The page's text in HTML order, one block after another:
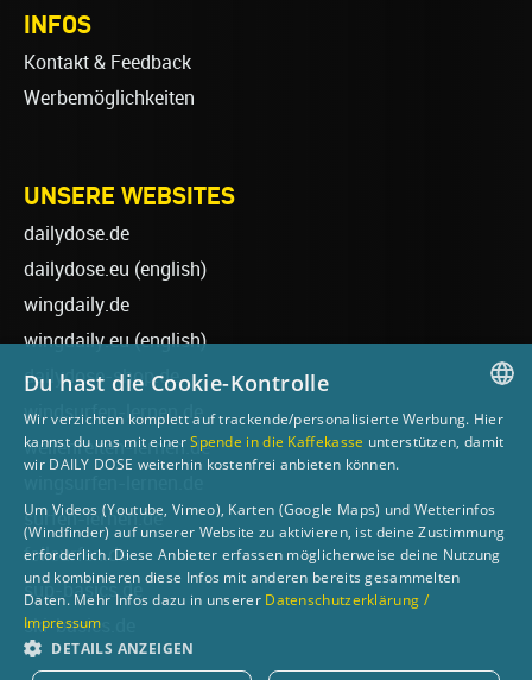
INFOS
Kontakt & Feedback
Werbemöglichkeiten
UNSERE WEBSITES
dailydose.de
dailydose.eu (english)
wingdaily.de
wingdaily.eu(english)
dailydose-shop.de
windsurfen-lernen.de
wellenreiten-lernen.de
surfen-lernen.de
foilsurfen.de
sup-basics.de
ski-basics.de
GERMAN
Du hast die Cookie-Kontrolle
Wir verzichten komplett auf trackende/personalisierte Werbung. Hier
kannst du uns mit einerSpende in die Kaffekasse unterstützen, damit
wir DAILY DOSE weiterhin kostenfrei anbieten können.
Um Videos (Youtube, Vimeo), Karten (Google Maps) und Wetterinfos
(Windfinder) auf unserer Website zu aktivieren, ist deine Zustimmung
erforderlich. Diese Anbieter erfassen möglicherweise deine Nutzung
und kombinieren diese Infos mit anderen bereits gesammelten
Daten. Mehr Infos dazu in unserer Datenschutzerklärung /
Impressum
DETAILS ANZEIGEN